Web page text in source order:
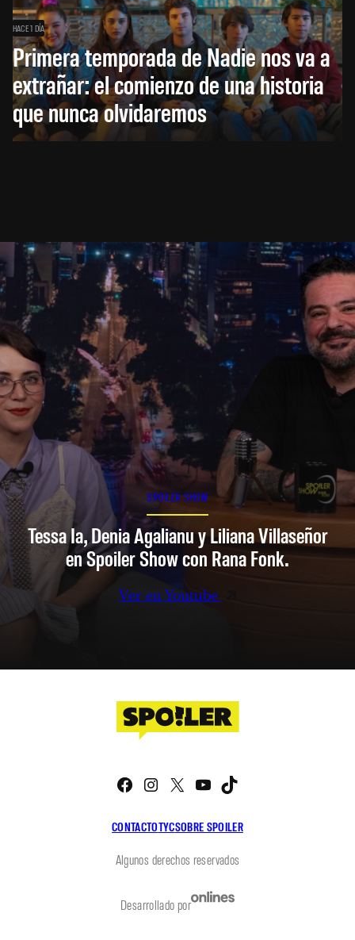
HACE 1 DÍA
Primera temporada de Nadie nos va a
extrañar: el comienzo de una historia
que nunca olvidaremos
SPOILER SHOW
Tessa Ia, Denia Agalianu y Liliana Villaseñor
en Spoiler Show con Rana Fonk.
Ver en Youtube
CONTACTOTYCSOBRE SPOILER
Facebook
Instagram
X YouTube
Algunos derechos reservados
Desarrollado por